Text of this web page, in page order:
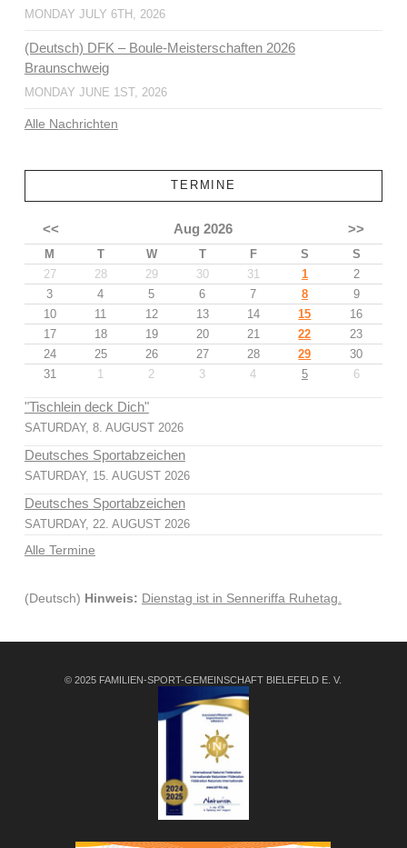
MONDAY JULY 6TH, 2026
(Deutsch) DFK – Boule-Meisterschaften 2026
Braunschweig
MONDAY JUNE 1ST, 2026
Alle Nachrichten
TERMINE
<< Aug 2026 >>
M T W T F S
S
27
28 29 30 31 1
2
3
4 5 6 7 8
9
10
11 12 13 14 15
16
17
18 19 20 21 22
23
24
25 26 27 28 29
30
31
1 2 3 4 5 6
"Tischlein deck Dich"
SATURDAY, 8. AUGUST 2026
Deutsches Sportabzeichen
SATURDAY, 15. AUGUST 2026
Deutsches Sportabzeichen
SATURDAY, 22. AUGUST 2026
Alle Termine
(Deutsch) Hinweis: Dienstag ist in Senneriffa Ruhetag.
© 2025 FAMILIEN-SPORT-GEMEINSCHAFT BIELEFELD E. V.